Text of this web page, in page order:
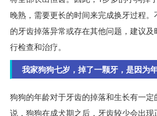
晚熟，需要更长的时间来完成换牙过程。
的牙齿掉落异常或存在其他问题，建议
行检查和治疗。
我家狗狗七岁，掉了一颗牙，是因为
狗狗的年龄对于牙齿的掉落和生长有一
说，狗狗在成犬期之后，牙齿较少会出现